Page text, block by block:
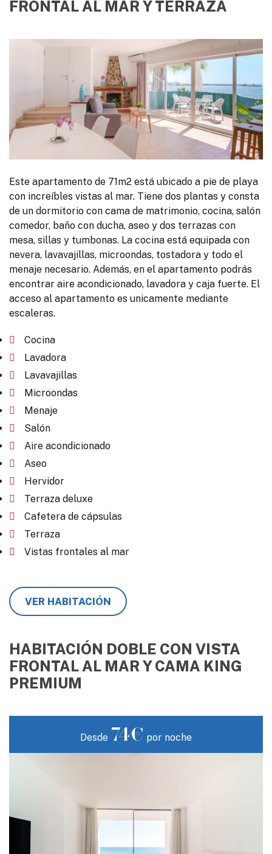
FRONTAL AL MAR Y TERRAZA
Este apartamento de 71m2 está ubicado a pie de playa
con increíbles vistas al mar. Tiene dos plantas y consta
de un dormitorio con cama de matrimonio, cocina, salón
comedor, baño con ducha, aseo y dos terrazas con
mesa, sillas y tumbonas. La cocina está equipada con
nevera, lavavajillas, microondas, tostadora y todo el
menaje necesario. Además, en el apartamento podrás
encontrar aire acondicionado, lavadora y caja fuerte. El
acceso al apartamento es unicamente mediante
escaleras.
Cocina
Lavadora
Lavavajillas
Microondas
Menaje
Salón
Aire acondicionado
Aseo
Hervidor
Terraza deluxe
Cafetera de cápsulas
Terraza
Vistas frontales al mar
VER HABITACIÓN
HABITACIÓN DOBLE CON VISTA
FRONTAL AL MAR Y CAMA KING
PREMIUM
Desde 74€ por noche